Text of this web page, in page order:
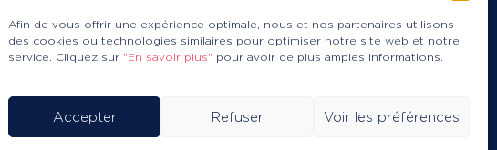
Afin de vous offrir une expérience optimale, nous et nos partenaires utilisons
des cookies ou technologies similaires pour optimiser notre site web et notre
service. Cliquez sur "En savoir plus" pour avoir de plus amples informations.
Accepter Refuser Voir les préférences
© 2026 CDOS 72